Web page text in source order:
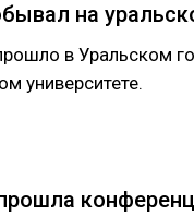
на
в Уральском
университете.